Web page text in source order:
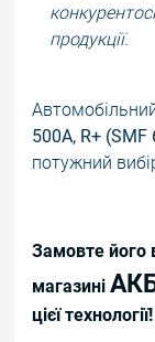
продукції.
500A, R+
потужний
Замовте його
магазині
цієї технології!